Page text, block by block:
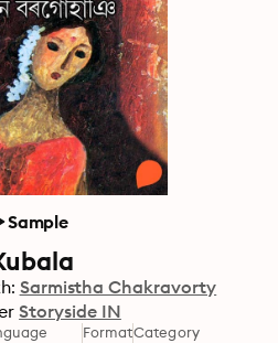
Sample
Sarmistha Chakravorty
Storyside IN
FormatCategory